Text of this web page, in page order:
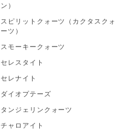
ン）
スピリットクォーツ（カクタスクォ
ーツ）
スモーキークォーツ
セレスタイト
セレナイト
ダイオプテーズ
タンジェリンクォーツ
チャロアイト